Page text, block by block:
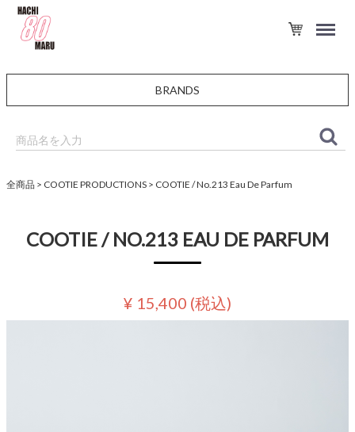
BRANDS
全商品 COOTIE PRODUCTIONS COOTIE / No.213 Eau De Parfum
COOTIE / NO.213 EAU DE PARFUM
¥ 15,400 (税込)